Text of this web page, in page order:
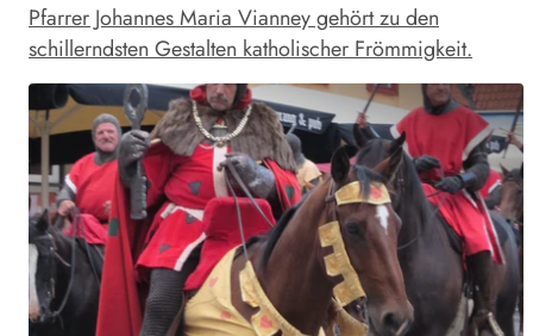
Pfarrer Johannes Maria Vianney gehört zu den
schillerndsten Gestalten katholischer Frömmigkeit.